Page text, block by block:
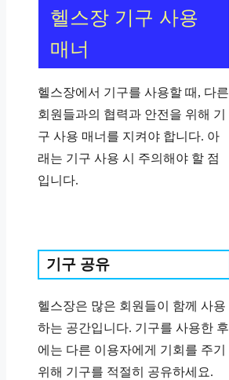
헬스장 기구 사용
매너
헬스장에서 기구를 사용할 때, 다른
회원들과의 협력과 안전을 위해 기
구 사용 매너를 지켜야 합니다. 아
래는 기구 사용 시 주의해야 할 점
입니다.
기구 공유
헬스장은 많은 회원들이 함께 사용
하는 공간입니다. 기구를 사용한 후
에는 다른 이용자에게 기회를 주기
위해 기구를 적절히 공유하세요.